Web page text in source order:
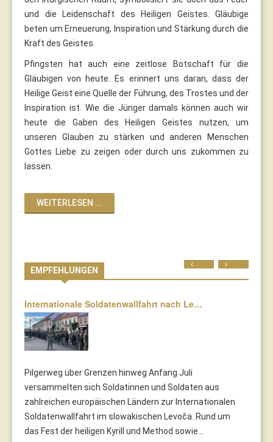
und die Leidenschaft des Heiligen Geistes. Gläubige
beten um Erneuerung, Inspiration und Stärkung durch die
Kraft des Geistes.
Pfingsten hat auch eine zeitlose Botschaft für die
Gläubigen von heute. Es erinnert uns daran, dass der
Heilige Geist eine Quelle der Führung, des Trostes und der
Inspiration ist. Wie die Jünger damals können auch wir
heute die Gaben des Heiligen Geistes nutzen, um
unseren Glauben zu stärken und anderen Menschen
Gottes Liebe zu zeigen oder durch uns zukommen zu
lassen.
WEITERLESEN ...
EMPFEHLUNGEN
Internationale Soldatenwallfahrt nach Le…
Pilgerweg über Grenzen hinweg Anfang Juli
versammelten sich Soldatinnen und Soldaten aus
zahlreichen europäischen Ländern zur Internationalen
Soldatenwallfahrt im slowakischen Levoča. Rund um
das Fest der heiligen Kyrill und Method sowie...